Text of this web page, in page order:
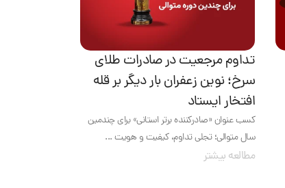
تداوم مرجعیت در صادرات طلای
سرخ؛ نوین زعفران بار دیگر بر قله
افتخار ایستاد
کسب عنوان «صادرکننده برتر استانی» برای چندمین
سال متوالی؛ تجلی تداوم، کیفیت و هویت ...
مطالعه بیشتر